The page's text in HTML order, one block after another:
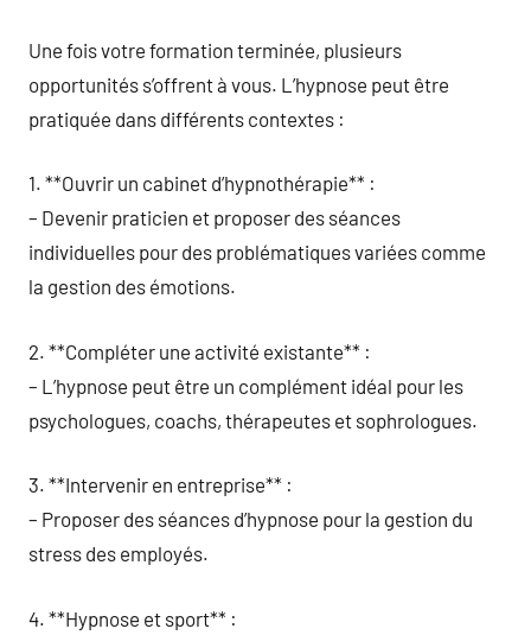
Une fois votre formation terminée, plusieurs
opportunités s’offrent à vous. L’hypnose peut être
pratiquée dans différents contextes :
1. **Ouvrir un cabinet d’hypnothérapie** :
– Devenir praticien et proposer des séances
individuelles pour des problématiques variées comme
la gestion des émotions.
2. **Compléter une activité existante** :
– L’hypnose peut être un complément idéal pour les
psychologues, coachs, thérapeutes et sophrologues.
3. **Intervenir en entreprise** :
– Proposer des séances d’hypnose pour la gestion du
stress des employés.
4. **Hypnose et sport** :